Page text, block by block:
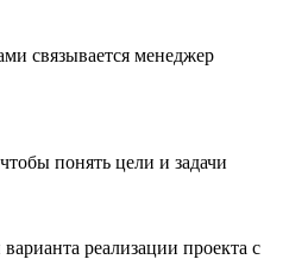
связывается менеджер
понять цели и задачи
реализации проекта с